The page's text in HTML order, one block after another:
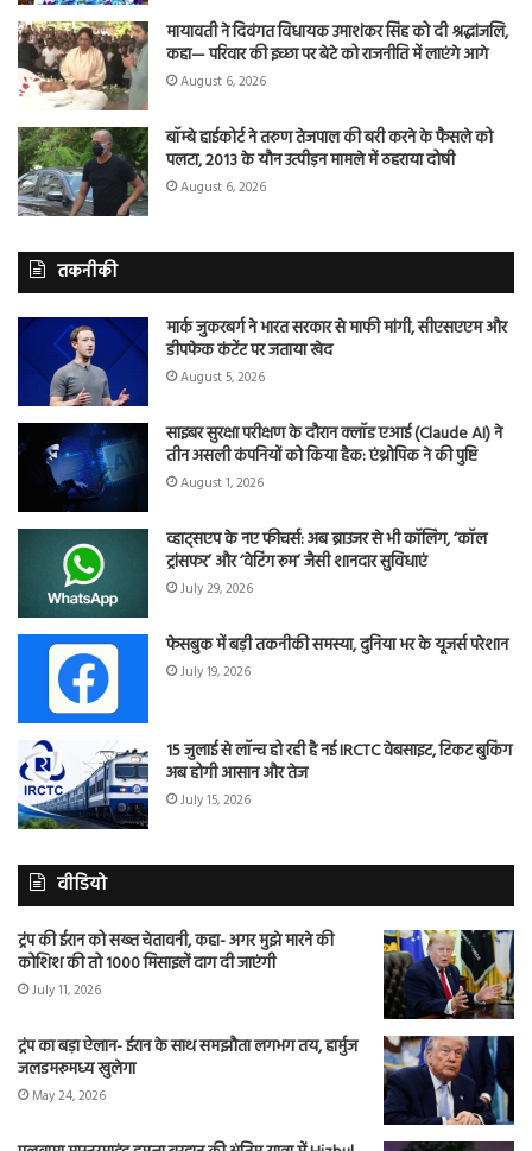
मायावती ने दिवंगत विधायक उमाशंकर सिंह को दी श्रद्धांजलि,
कहा— परिवार की इच्छा पर बेटे को राजनीति में लाएंगे आगे
August 6, 2026
बॉम्बे हाईकोर्ट ने तरुण तेजपाल की बरी करने के फैसले को
पलटा, 2013 के यौन उत्पीड़न मामले में ठहराया दोषी
August 6, 2026
तकनीकी
मार्क जुकरबर्ग ने भारत सरकार से माफी मांगी, सीएसएएम और
डीपफेक कंटेंट पर जताया खेद
August 5, 2026
साइबर सुरक्षा परीक्षण के दौरान क्लॉड एआई (Claude AI) ने
तीन असली कंपनियों को किया हैक: एंथ्रोपिक ने की पुष्टि
August 1, 2026
व्हाट्सएप के नए फीचर्स: अब ब्राउजर से भी कॉलिंग, ‘कॉल
ट्रांसफर’ और ‘वेटिंग रूम’ जैसी शानदार सुविधाएं
July 29, 2026
फेसबुक में बड़ी तकनीकी समस्या, दुनिया भर के यूजर्स परेशान
July 19, 2026
15 जुलाई से लॉन्च हो रही है नई IRCTC वेबसाइट, टिकट बुकिंग
अब होगी आसान और तेज
July 15, 2026
वीडियो
ट्रंप की ईरान को सख्त चेतावनी, कहा- अगर मुझे मारने की
कोशिश की तो 1000 मिसाइलें दाग दी जाएंगी
July 11, 2026
ट्रंप का बड़ा ऐलान- ईरान के साथ समझौता लगभग तय, हार्मुज
जलडमरूमध्य खुलेगा
May 24, 2026